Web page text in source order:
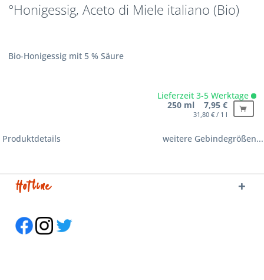
°Honigessig, Aceto di Miele italiano (Bio)
Bio-Honigessig mit 5 % Säure
Lieferzeit 3-5 Werktage
250 ml 7,95 €
31,80 € / 1 l
Produktdetails weitere Gebindegrößen...
Hotline